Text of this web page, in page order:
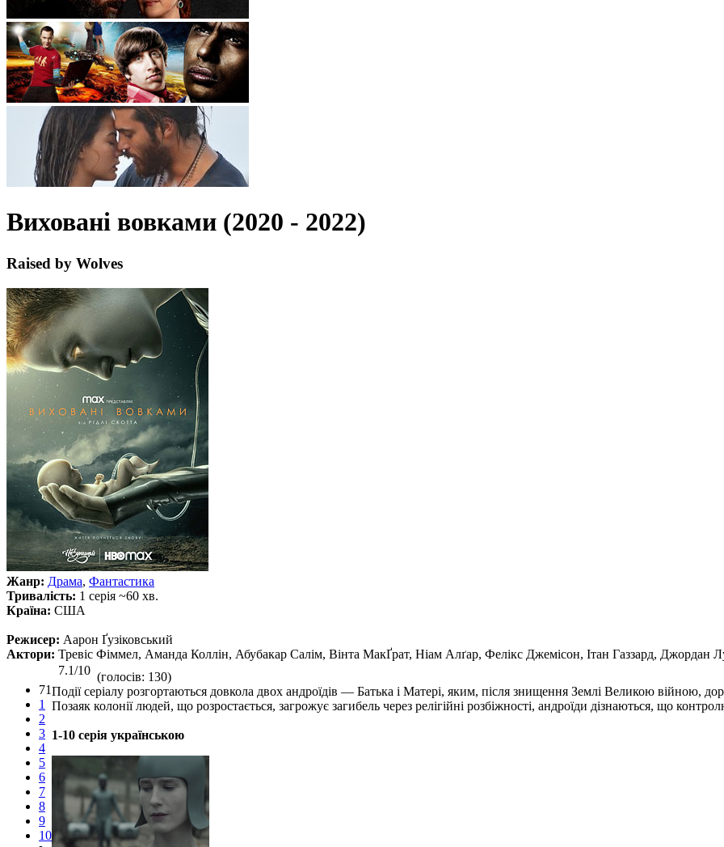
Виховані вовками (2020 - 2022)
Raised by Wolves
Жанр: Драма, Фантастика
Тривалість: 1 серія ~60 хв.
Країна: США
Режисер: Аарон Ґузіковський
Актори: Тревіс Фіммел, Аманда Коллін, Абубакар Салім, Вінта МакҐрат, Ніам Алґар, Фелікс Джемісон, Ітан Газзард, Джордан
71
1
2
3
4
5
6
7
8
9
10
7.1/10 (голосів: 130)
Події серіалу розгортаються довкола двох андроїдів — Батька і Матері, яким, після знищення Землі Великою війною,
Позаяк колонії людей, що розростається, загрожує загибель через релігійні розбіжності, андроїди дізнаються, що
1-10 серія українською